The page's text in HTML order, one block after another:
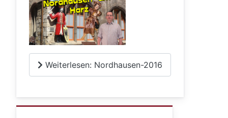
Weiterlesen: Nordhausen-2016